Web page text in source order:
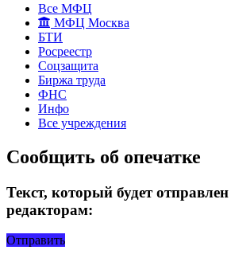
Все МФЦ
МФЦ Москва
БТИ
Росреестр
Соцзащита
Биржа труда
ФНС
Инфо
Все учреждения
Сообщить об опечатке
Текст, который будет
редакторам:
Отправить